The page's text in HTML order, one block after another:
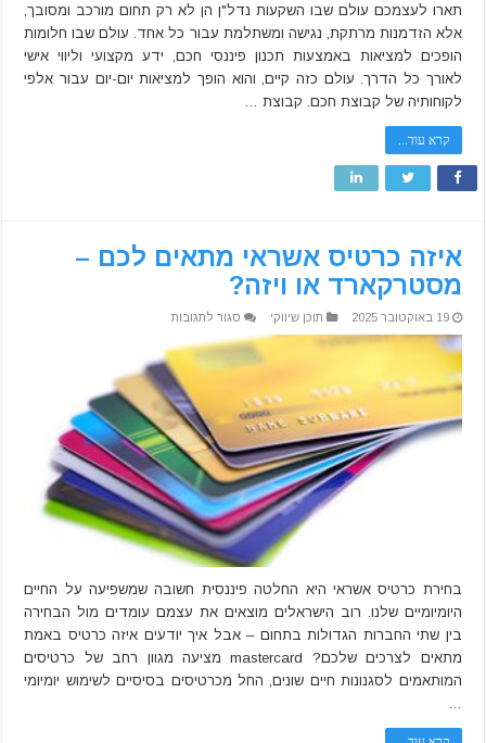
תארו לעצמכם עולם שבו השקעות נדל"ן הן לא רק תחום מורכב ומסובך,
אלא הזדמנות מרתקת, נגישה ומשתלמת עבור כל אחד. עולם שבו חלומות
הופכים למציאות באמצעות תכנון פיננסי חכם, ידע מקצועי וליווי אישי
לאורך כל הדרך. עולם כזה קיים, והוא הופך למציאות יום-יום עבור אלפי
לקוחותיה של קבוצת חכם. קבוצת …
קרא עוד...
איזה כרטיס אשראי מתאים לכם –
מסטרקארד או ויזה?
19 באוקטובר 2025 תוכן שיווקי סגור לתגובותעל
אשראי
מתאים
לכם
–
מסטרקארד
או
ויזה?
בחירת כרטיס אשראי היא החלטה פיננסית חשובה שמשפיעה על החיים
היומיומיים שלנו. רוב הישראלים מוצאים את עצמם עומדים מול הבחירה
בין שתי החברות הגדולות בתחום – אבל איך יודעים איזה כרטיס באמת
מתאים לצרכים שלכם? mastercard מציעה מגוון רחב של כרטיסים
המותאמים לסגנונות חיים שונים, החל מכרטיסים בסיסיים לשימוש יומיומי
…